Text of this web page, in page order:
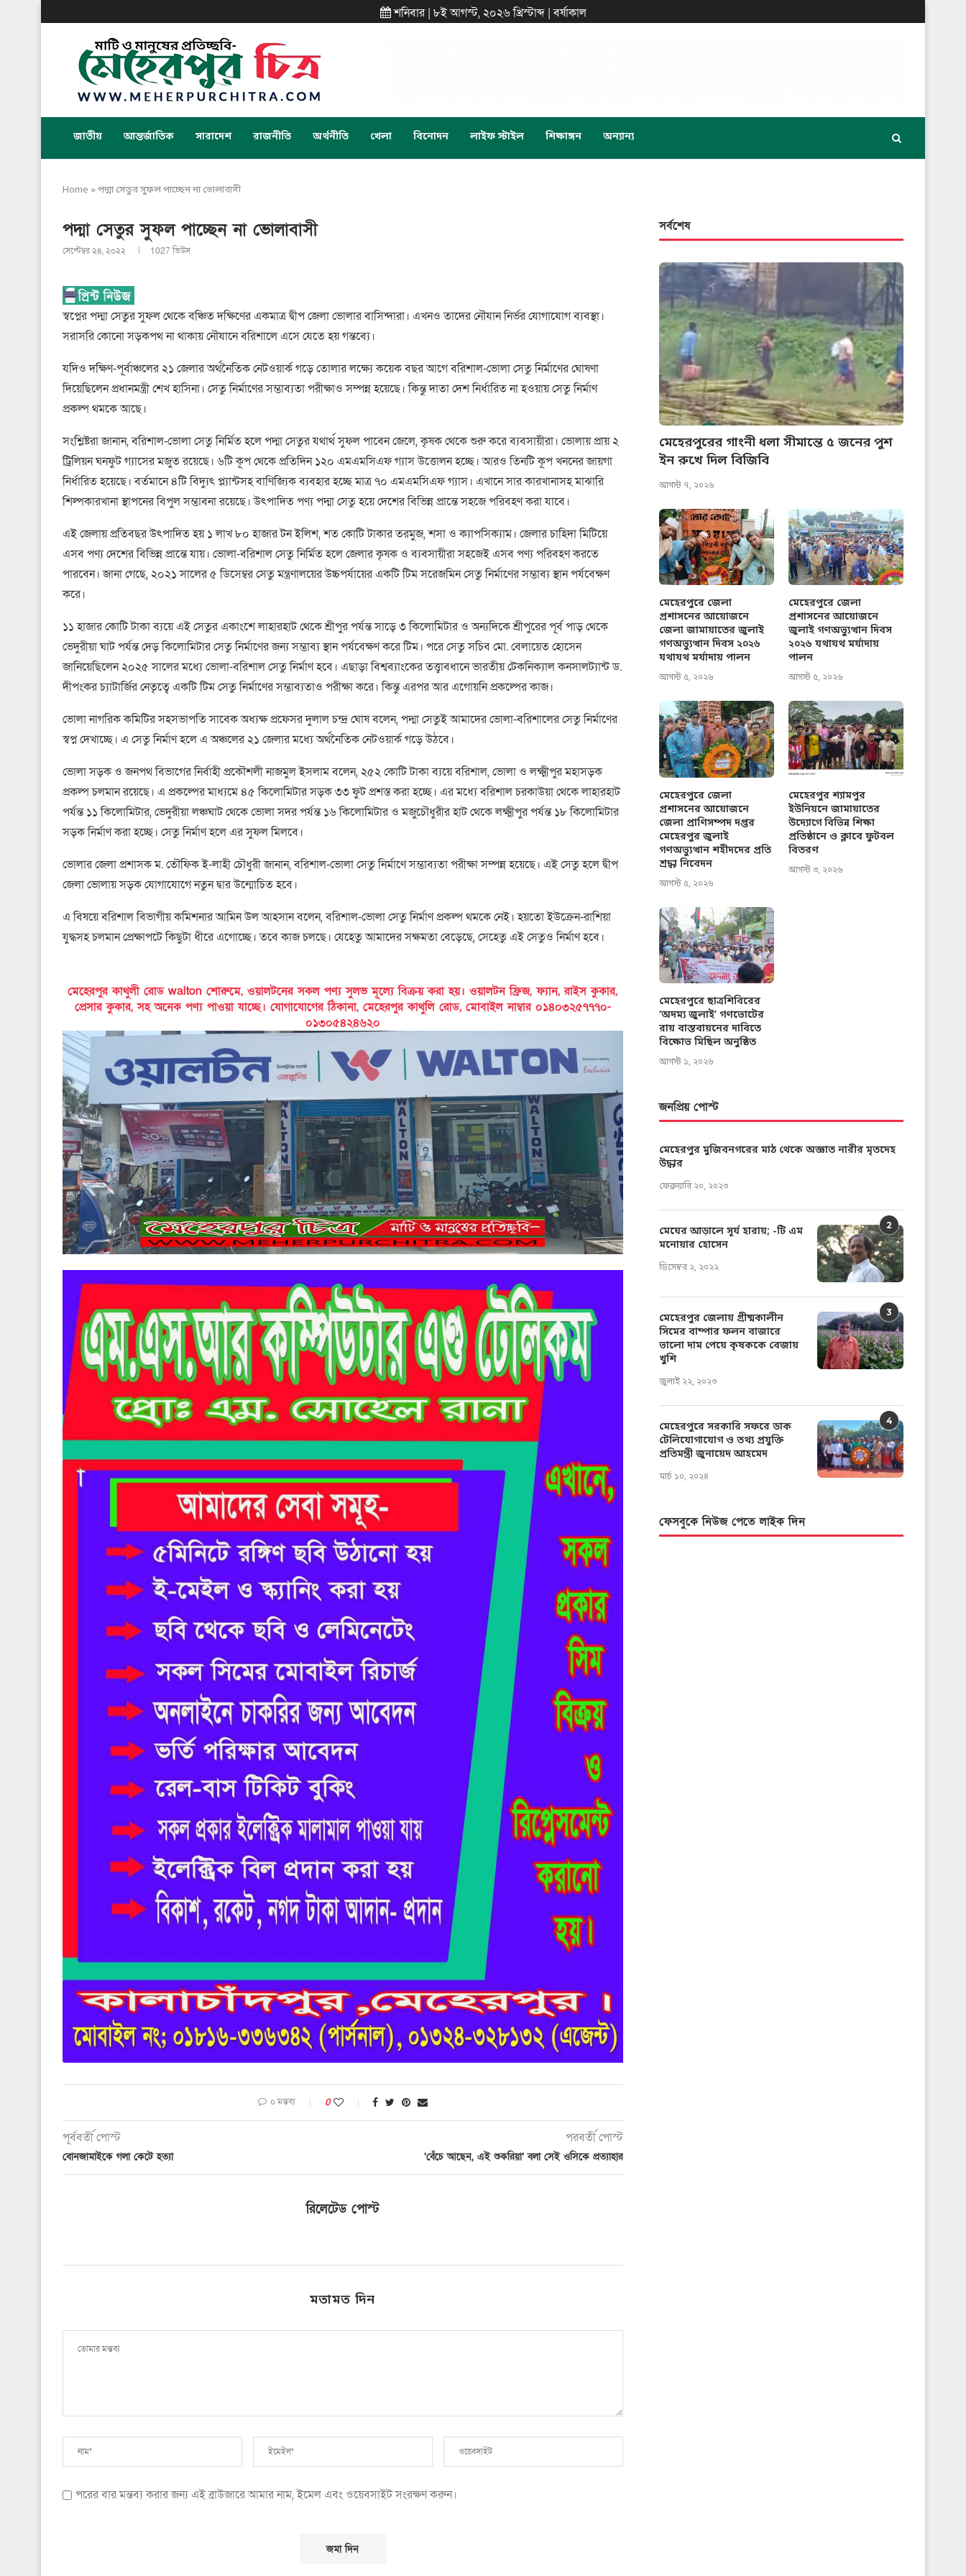
শনিবার | ৮ই আগস্ট, ২০২৬ খ্রিস্টাব্দ | বর্ষাকাল
জাতীয় আন্তর্জাতিক সারাদেশ রাজনীতি অর্থনীতি খেলা বিনোদন লাইফ স্টাইল শিক্ষাঙ্গন অন্যান্য
Home »পদ্মা সেতুর সুফল পাচ্ছেন না ভোলাবাসী
পদ্মা সেতুর সুফল পাচ্ছেন না ভোলাবাসী
সেপ্টেম্বর ২৪, ২০২২ 1027ভিউস
স্বপ্নের পদ্মা সেতুর সুফল থেকে বঞ্চিত দক্ষিণের একমাত্র দ্বীপ জেলা ভোলার বাসিন্দারা। এখনও তাদের নৌযান নির্ভর যোগাযোগ ব্যবস্থা।
সরাসরি কোনো সড়কপথ না থাকায় নৌযানে বরিশালে এসে যেতে হয় গন্তব্যে।
যদিও দক্ষিণ-পূর্বাঞ্চলের ২১ জেলার অর্থনৈতিক নেটওয়ার্ক গড়ে তোলার লক্ষ্যে কয়েক বছর আগে বরিশাল-ভোলা সেতু নির্মাণের ঘোষণা
দিয়েছিলেন প্রধানমন্ত্রী শেখ হাসিনা। সেতু নির্মাণের সম্ভাব্যতা পরীক্ষাও সম্পন্ন হয়েছে। কিন্তু দাতা দেশ নির্ধারিত না হওয়ায় সেতু নির্মাণ
প্রকল্প থমকে আছে।
সংশ্লিষ্টরা জানান, বরিশাল-ভোলা সেতু নির্মিত হলে পদ্মা সেতুর যথার্থ সুফল পাবেন জেলে, কৃষক থেকে শুরু করে ব্যবসায়ীরা। ভোলায় প্রায় ২
ট্রিলিয়ন ঘনফুট গ্যাসের মজুত রয়েছে। ৬টি কূপ থেকে প্রতিদিন ১২০ এমএমসিএফ গ্যাস উত্তোলন হচ্ছে। আরও তিনটি কূপ খননের জায়গা
নির্ধারিত হয়েছে। বর্তমানে ৪টি বিদ্যুৎ প্ল্যান্টসহ বাণিজ্যিক ব্যবহার হচ্ছে মাত্র ৭০ এমএমসিএফ গ্যাস। এখানে সার কারখানাসহ মাঝারি
শিল্পকারখানা স্থাপনের বিপুল সম্ভাবনা রয়েছে। উৎপাদিত পণ্য পদ্মা সেতু হয়ে দেশের বিভিন্ন প্রান্তে সহজে পরিবহণ করা যাবে।
এই জেলায় প্রতিবছর উৎপাদিত হয় ১ লাখ ৮০ হাজার টন ইলিশ, শত কোটি টাকার তরমুজ, শসা ও ক্যাপসিক্যাম। জেলার চাহিদা মিটিয়ে
এসব পণ্য দেশের বিভিন্ন প্রান্তে যায়। ভোলা-বরিশাল সেতু নির্মিত হলে জেলার কৃষক ও ব্যবসায়ীরা সহজেই এসব পণ্য পরিবহণ করতে
পারবেন। জানা গেছে, ২০২১ সালের ৫ ডিসেম্বর সেতু মন্ত্রণালয়ের উচ্চপর্যায়ের একটি টিম সরেজমিন সেতু নির্মাণের সম্ভাব্য স্থান পর্যবেক্ষণ
করে।
১১ হাজার কোটি টাকা ব্যয়ে এই সেতুর একাংশে লাহারহাট থেকে শ্রীপুর পর্যন্ত সাড়ে ৩ কিলোমিটার ও অন্যদিকে শ্রীপুরের পূর্ব পাড় থেকে
ভেদুরীয়া ঘাট পর্যন্ত দেড় কিলোমিটার সেতু নির্মাণের জন্য সম্ভাব্য স্থান পর্যবেক্ষণ করে টিম। পরে সেতু সচিব মো. বেলায়েত হোসেন
জানিয়েছিলেন ২০২৫ সালের মধ্যে ভোলা-বরিশাল সেতু নির্মাণ হবে। এছাড়া বিশ্বব্যাংকের তত্ত্বাবধানে ভারতীয় টেকনিক্যাল কনসালট্যান্ট ড.
দীপংকর চ্যাটার্জির নেতৃত্বে একটি টিম সেতু নির্মাণের সম্ভাব্যতাও পরীক্ষা করে। কিন্তু এরপর আর এগোয়নি প্রকল্পের কাজ।
ভোলা নাগরিক কমিটির সহসভাপতি সাবেক অধ্যক্ষ প্রফেসর দুলাল চন্দ্র ঘোষ বলেন, পদ্মা সেতুই আমাদের ভোলা-বরিশালের সেতু নির্মাণের
স্বপ্ন দেখাচ্ছে। এ সেতু নির্মাণ হলে এ অঞ্চলের ২১ জেলার মধ্যে অর্থনৈতিক নেটওয়ার্ক গড়ে উঠবে।
ভোলা সড়ক ও জনপথ বিভাগের নির্বাহী প্রকৌশলী নাজমুল ইসলাম বলেন, ২৫২ কোটি টাকা ব্যয়ে বরিশাল, ভোলা ও লক্ষ্মীপুর মহাসড়ক
প্রকল্প চলমান রয়েছে। এ প্রকল্পের মাধ্যমে ৪৫ কিলোমিটার সড়ক ৩৩ ফুট প্রশস্ত করা হচ্ছে। এর মধ্যে বরিশাল চরকাউয়া থেকে লাহারহাট
পর্যন্ত ১১ কিলোমিটার, ভেদুরীয়া লঞ্চঘাট থেকে ভোলা সদর পর্যন্ত ১৬ কিলোমিটার ও মজুচৌধুরীর হাট থেকে লক্ষ্মীপুর পর্যন্ত ১৮ কিলোমিটার
সড়ক নির্মাণ করা হচ্ছে। সেতু নির্মাণ হলে এর সুফল মিলবে।
ভোলার জেলা প্রশাসক ম. তৌফিক ই-লাহী চৌধুরী জানান, বরিশাল-ভোলা সেতু নির্মাণে সম্ভাব্যতা পরীক্ষা সম্পন্ন হয়েছে। এই সেতু হলে দ্বীপ
জেলা ভোলায় সড়ক যোগাযোগে নতুন দ্বার উন্মোচিত হবে।
এ বিষয়ে বরিশাল বিভাগীয় কমিশনার আমিন উল আহসান বলেন, বরিশাল-ভোলা সেতু নির্মাণ প্রকল্প থমকে নেই। হয়তো ইউক্রেন-রাশিয়া
যুদ্ধসহ চলমান প্রেক্ষাপটে কিছুটা ধীরে এগোচ্ছে। তবে কাজ চলছে। যেহেতু আমাদের সক্ষমতা বেড়েছে, সেহেতু এই সেতুও নির্মাণ হবে।
মেহেরপুর কাথুলী রোড walton শোরুমে, ওয়ালটনের সকল পণ্য সুলভ মূল্যে বিক্রয় করা হয়। ওয়ালটন ফ্রিজ, ফ্যান, রাইস কুকার,
প্রেসার কুকার, সহ অনেক পণ্য পাওয়া যাচ্ছে। যোগাযোগের ঠিকানা, মেহেরপুর কাথুলি রোড, মোবাইল নাম্বার ০১৪০৩২৫৭৭৭০-
০১৩০৫৪২৪৬২০
০ মন্তব্য 0
পূর্ববর্তী পোস্ট
বোনজামাইকে গলা কেটে হত্যা
পরবর্তী পোস্ট
‘বেঁচে আছেন, এই শুকরিয়া’ বলা সেই ওসিকে প্রত্যাহার
রিলেটেড পোস্ট
মতামত দিন
পরের বার মন্তব্য করার জন্য এই ব্রাউজারে আমার নাম, ইমেল এবং ওয়েবসাইট সংরক্ষণ করুন।
সর্বশেষ
মেহেরপুরের গাংনী ধলা সীমান্তে ৫ জনের পুশ
ইন রুখে দিল বিজিবি
আগস্ট ৭, ২০২৬
মেহেরপুরে জেলা
প্রশাসনের আয়োজনে
জেলা জামায়াতের জুলাই
গণঅভ্যুত্থান দিবস ২০২৬
যথাযথ মর্যাদায় পালন
আগস্ট ৫, ২০২৬
মেহেরপুরে জেলা
প্রশাসনের আয়োজনে
জুলাই গণঅভ্যুত্থান দিবস
২০২৬ যথাযথ মর্যাদায়
পালন
আগস্ট ৫, ২০২৬
মেহেরপুরে জেলা
প্রশাসনের আয়োজনে
জেলা প্রাণিসম্পদ দপ্তর
মেহেরপুর জুলাই
গণঅভ্যুত্থান শহীদদের প্রতি
শ্রদ্ধা নিবেদন
আগস্ট ৫, ২০২৬
মেহেরপুর শ্যামপুর
ইউনিয়নে জামায়াতের
উদ্যোগে বিভিন্ন শিক্ষা
প্রতিষ্ঠানে ও ক্লাবে ফুটবল
বিতরণ
আগস্ট ৩, ২০২৬
মেহেরপুরে ছাত্রশিবিরের
‘অদম্য জুলাই’ গণভোটের
রায় বাস্তবায়নের দাবিতে
বিক্ষোভ মিছিল অনুষ্ঠিত
আগস্ট ১, ২০২৬
জনপ্রিয় পোস্ট
মেহেরপুর মুজিবনগরের মাঠ থেকে অজ্ঞাত নারীর মৃতদেহ
উদ্ধার
ফেব্রুয়ারি ২০, ২০২৩
2
মেঘের আড়ালে সূর্য হারায়; -টি এম
মনোয়ার হোসেন
ডিসেম্বর ২, ২০২২
3
মেহেরপুর জেলায় গ্রীষ্মকালীন
সিমের বাম্পার ফলন বাজারে
ভালো দাম পেয়ে কৃষককে বেজায়
খুশি
জুলাই ২২, ২০২৩
4
মেহেরপুরে সরকারি সফরে ডাক
টেলিযোগাযোগ ও তথ্য প্রযুক্তি
প্রতিমন্ত্রী জুনায়েদ আহমেদ
মার্চ ১০, ২০২৪
ফেসবুকে নিউজ পেতে লাইক দিন